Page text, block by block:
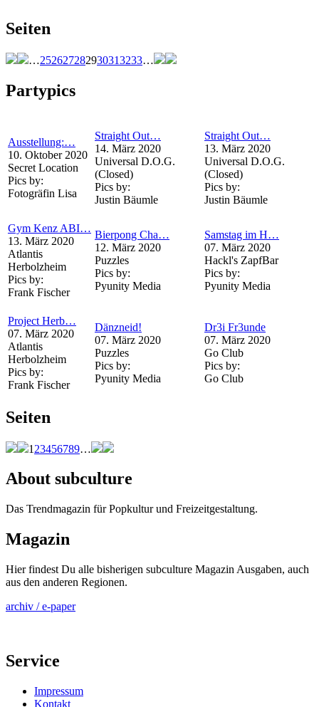
Seiten
…252627282930313233…
Partypics
Ausstellung:…
10. Oktober 2020
Secret Location
Pics by:
Fotogräfin Lisa
Straight Out…
14. März 2020
Universal D.O.G.
(Closed)
Pics by:
Justin Bäumle
Straight Out…
13. März 2020
Universal D.O.G.
(Closed)
Pics by:
Justin Bäumle
Gym Kenz ABI…
13. März 2020
Atlantis
Herbolzheim
Pics by:
Frank Fischer
Bierpong Cha…
12. März 2020
Puzzles
Pics by:
Pyunity Media
Samstag im H…
07. März 2020
Hackl's ZapfBar
Pics by:
Pyunity Media
Project Herb…
07. März 2020
Atlantis
Herbolzheim
Pics by:
Frank Fischer
Dänzneid!
07. März 2020
Puzzles
Pics by:
Pyunity Media
Dr3i Fr3unde
07. März 2020
Go Club
Pics by:
Go Club
Seiten
1 23456789…
About subculture
Das Trendmagazin für Popkultur und Freizeitgestaltung.
Magazin
Hier findest Du alle bisherigen subculture Magazin Ausgaben, auch
aus den anderen Regionen.
archiv / e-paper
Service
Impressum
Kontakt